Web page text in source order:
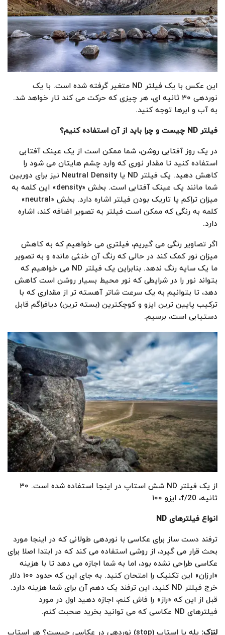
این عکس با یک فیلتر ND متغیر گرفته شده است. با یک
نوردهی ۳۰ ثانیه ای، هر چیزی که حرکت می کند تار خواهد شد.
به آب و ابرها توجه کنید.
فیلتر
چیست و چرا باید از آن استفاده کنیم؟
در یک روز آفتابی روشن، شما ممکن است از یک عینک آفتابی
استفاده کنید تا مقدار نوری که وارد چشم هایتان می شود را
کاهش دهید. یک فیلتر ND یا Neutral Density نیز برای دوربین
شما مانند یک عینک آفتابی است. بخش «density» این کلمه به
میزان تراکم یا تاریک بودن فیلتر اشاره دارد. بخش «neutral»
کلمه به رنگی که ممکن است فیلتر به تصویر اضافه کند، اشاره
دارد.
اگر تصاویر رنگی می گیریم، فیلتری می خواهیم که به کاهش
میزان نور کمک کند در حالی که رنگ آن خنثی مانده و به تصویر
ما یک سایه رنگ ندهد. بنابراین یک فیلتر ND می خواهیم که
بتواند نور را در شرایطی که نور محیط بسیار روشن است کاهش
دهد، تا بتوانیم به یک سرعت شاتر آهسته تر از مقداری که با
ترکیب پایین ترین ایزو و کوچکترین (بسته ترین) دیافراگم قابل
دستیابی است، برسیم.
از یک فیلتر ND شش استاپ در اینجا استفاده شده است. ۳۰
ثانیه، f/20، ایزو ۱۰۰
انواع فیلترهای
ترفند دست ساز برای عکاسی با نوردهی طولانی که در اینجا مورد
بحث قرار می گیرد، از روشی استفاده می کند که در ابتدا اصلا برای
عکاسی طراحی نشده بود، اما به شما اجازه می دهد تا با هزینه
«ارزان» این تکنیک را امتحان کنید. به جای این که حدود ۱۰۰ دلار
خرج فیلتر ND کنید، این ترفند یک دهم آن برای شما هزینه دارد.
قبل از این که «راز» را فاش کنم، اجازه دهید اول در مورد
فیلترهای ND عکاسی که می توانید بخرید صحبت کنم.
لنزک: پله یا استاپ (stop) نوردهی در عکاسی چیست؟ هر استاپ